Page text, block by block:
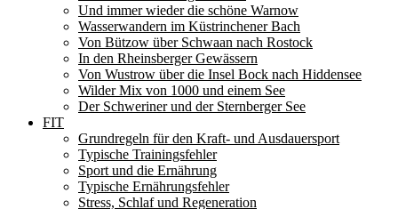
Und immer wieder die schöne Warnow
Wasserwandern im Küstrinchener Bach
Von Bützow über Schwaan nach Rostock
In den Rheinsberger Gewässern
Von Wustrow über die Insel Bock nach Hiddensee
Wilder Mix von 1000 und einem See
Der Schweriner und der Sternberger See
FIT
Grundregeln für den Kraft- und Ausdauersport
Typische Trainingsfehler
Sport und die Ernährung
Typische Ernährungsfehler
Stress, Schlaf und Regeneration